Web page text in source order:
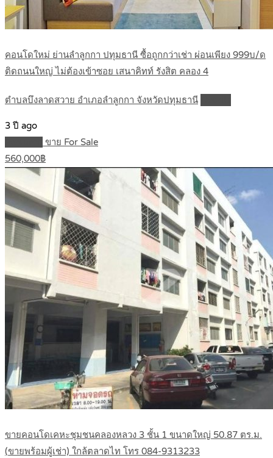
คอนโดใหม่ ย่านลำลูกกา ปทุมธานี ซื้อถูกกว่าเช่า ผ่อนเพียง 999บ/ด
ติดถนนใหญ่ ไม่ต้องเข้าซอย เสนาคิทท์ รังสิต คลอง 4
ตำบลบึงลาดสวาย อำเภอลำลูกกา จังหวัดปทุมธานี
3 ปี ago
ขาย For Sale
560,000฿
ขายคอนโดเคหะชุมชนคลองหลวง 3 ชั้น 1 ขนาดใหญ่ 50.87 ตร.ม.
(ขายพร้อมผู้เช่า) ใกล้ตลาดไท โทร 084-9313233